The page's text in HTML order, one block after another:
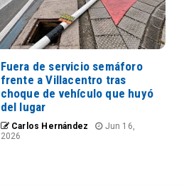
Fuera de servicio semáforo
frente a Villacentro tras
choque de vehículo que huyó
del lugar
Carlos Hernández
Jun 16,
2026